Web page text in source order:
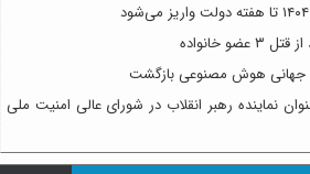
خانواده
جهانی هوش مصنوعی بازگشت
نماینده رهبر انقلاب در شورای عالی امنیت ملی